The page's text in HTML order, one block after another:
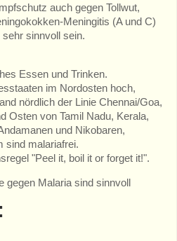
auch gegen Tollwut,
Meningitis (A und C)
sinnvoll sein.
Essen und Trinken.
im Nordosten hoch,
nördlich der Linie Chennai/Goa,
Osten von Tamil Nadu, Kerala,
und Nikobaren,
sind malariafrei.
"Peel it, boil it or forget it!".
gegen Malaria sind sinnvoll